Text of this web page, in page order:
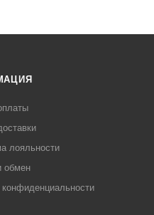
лояльности
обмен
конфиденциальности